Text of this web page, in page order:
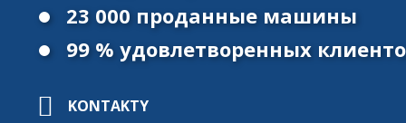
23 000 проданные машины
99 % удовлетворенных
KONTAKTY